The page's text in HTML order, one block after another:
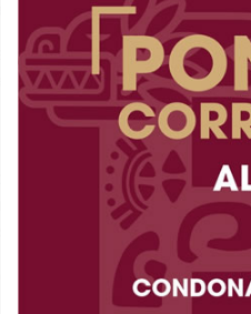
o Ramos “ganara”
sin protestar los
escenario de este tipo
se convierta en
sin
padrinos políticos que
¿o alguien lo duda?
es saber a
perdón otra